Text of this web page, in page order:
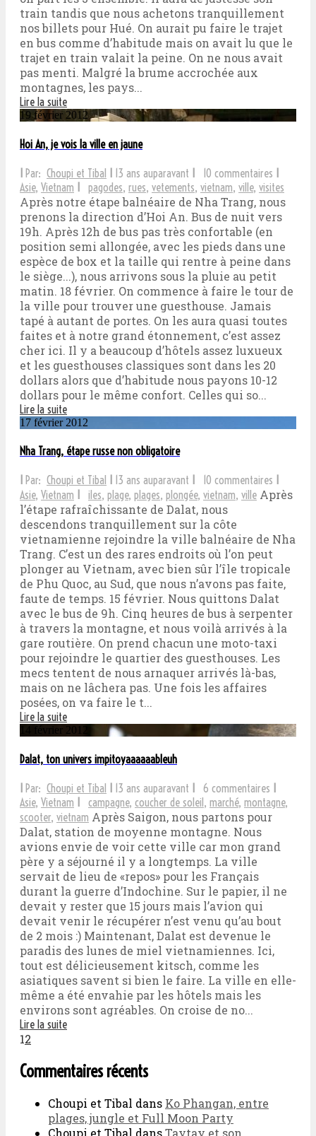
train tandis que nous achetons tranquillement
nos billets pour Hué. On aurait pu faire le trajet
en bus comme d’habitude mais on avait lu que le
trajet en train valait la peine. On ne nous avait
pas menti. Malgré la brume accrochée aux
montagnes, les pays...
Lire la suite
19 février 2012
Hoi An, je vois la ville en jaune
I Par: Choupi et Tibal I 13 ans auparavant I 10 commentaires I
Asie, Vietnam I pagodes, rues, vetements, vietnam, ville, visites
Après notre étape balnéaire de Nha Trang, nous
prenons la direction d’Hoi An. Bus de nuit vers
19h. Après 12h de bus pas très confortable (en
position semi allongée, avec les pieds dans une
espèce de box et la taille qui rentre à peine dans
le siège...), nous arrivons sous la pluie au petit
matin. 18 février. On commence à faire le tour de
la ville pour trouver une guesthouse. Jamais
tapé à autant de portes. On les aura quasi toutes
faites et à notre grand étonnement, c’est assez
cher ici. Il y a beaucoup d’hôtels assez luxueux
et les guesthouses classiques sont dans les 20
dollars alors que d’habitude nous payons 10-12
dollars pour le même confort. Celles qui so...
Lire la suite
17 février 2012
Nha Trang, étape russe non obligatoire
Par: Choupi et Tibal 13 ans auparavant 10 commentaires
Asie, Vietnam iles, plage, plages, plongée, vietnam, ville Après
l’étape rafraîchissante de Dalat, nous
descendons tranquillement sur la côte
vietnamienne rejoindre la ville balnéaire de Nha
Trang. C’est un des rares endroits où l’on peut
plonger au Vietnam, avec bien sûr l’île tropicale
de Phu Quoc, au Sud, que nous n’avons pas faite,
faute de temps. 15 février. Nous quittons Dalat
avec le bus de 9h. Cinq heures de bus à serpenter
à travers la montagne, et nous voilà arrivés à la
gare routière. On prend chacun une moto-taxi
pour rejoindre le quartier des guesthouses. Les
mecs tentent de nous arnaquer arrivés là-bas,
mais on ne lâchera pas. Une fois les affaires
posées, on va faire le t...
Lire la suite
14 février 2012
Dalat, ton univers impitoyaaaaaableuh
I Par: Choupi et Tibal I 13 ans auparavant I 6 commentaires I
Asie, Vietnam I campagne, coucher de soleil, marché, montagne,
scooter, vietnam Après Saigon, nous partons pour
Dalat, station de moyenne montagne. Nous
avions envie de voir cette ville car mon grand
père y a séjourné il y a longtemps. La ville
servait de lieu de «repos» pour les Français
durant la guerre d’Indochine. Sur le papier, il ne
devait y rester que 15 jours mais l’avion qui
devait venir le récupérer n’est venu qu’au bout
de 2 mois :) Maintenant, Dalat est devenue le
paradis des lunes de miel vietnamiennes. Ici,
tout est délicieusement kitsch, comme les
asiatiques savent si bien le faire. La ville en elle-
même a été envahie par les hôtels mais les
environs sont agréables. On croise de no...
Lire la suite
12
Commentaires récents
Choupi et Tibal dans Ko Phangan, entre
plages, jungle et Full Moon Party
Choupi et Tibal dansTaytay et son